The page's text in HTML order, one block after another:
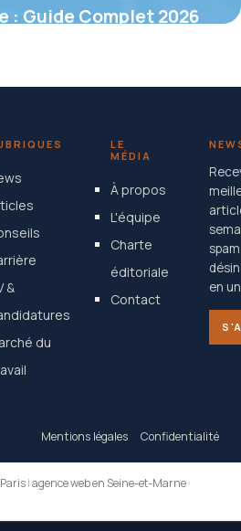
: Guide Complet 2026
&
du
LE
MÉDIA
À propos
L'équipe
Charte
éditoriale
Contact
en
Mentions légales Confidentialité
|agence web en Seine-et-Marne